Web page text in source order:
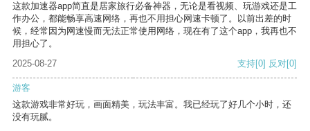
这款加速器app简直是居家旅行必备神器，无论是看视频、玩游戏还是工
作办公，都能畅享高速网络，再也不用担心网速卡顿了。以前出差的时
候，经常因为网速慢而无法正常使用网络，现在有了这个app，我再也不
用担心了。
2025-08-27
支持[0] 反对[0]
游客
这款游戏非常好玩，画面精美，玩法丰富。我已经玩了好几个小时，还
没有玩腻。